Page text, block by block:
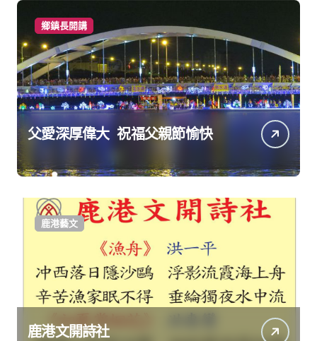
鄉鎮長開講
父愛深厚偉大 祝福父親節愉快
鹿港藝文
鹿港文開詩社